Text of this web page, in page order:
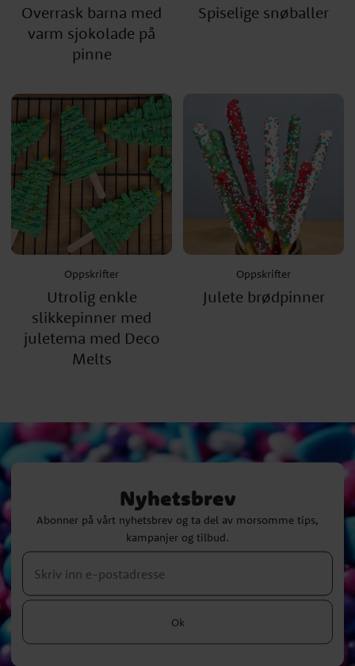
Overrask barna med
varm sjokolade på
pinne
Spiselige snøballer
Oppskrifter
Utrolig enkle
slikkepinner med
juletema med Deco
Melts
Oppskrifter
Julete brødpinner
Nyhetsbrev
Abonner på vårt nyhetsbrev og ta del av morsomme tips,
kampanjer og tilbud.
Ok